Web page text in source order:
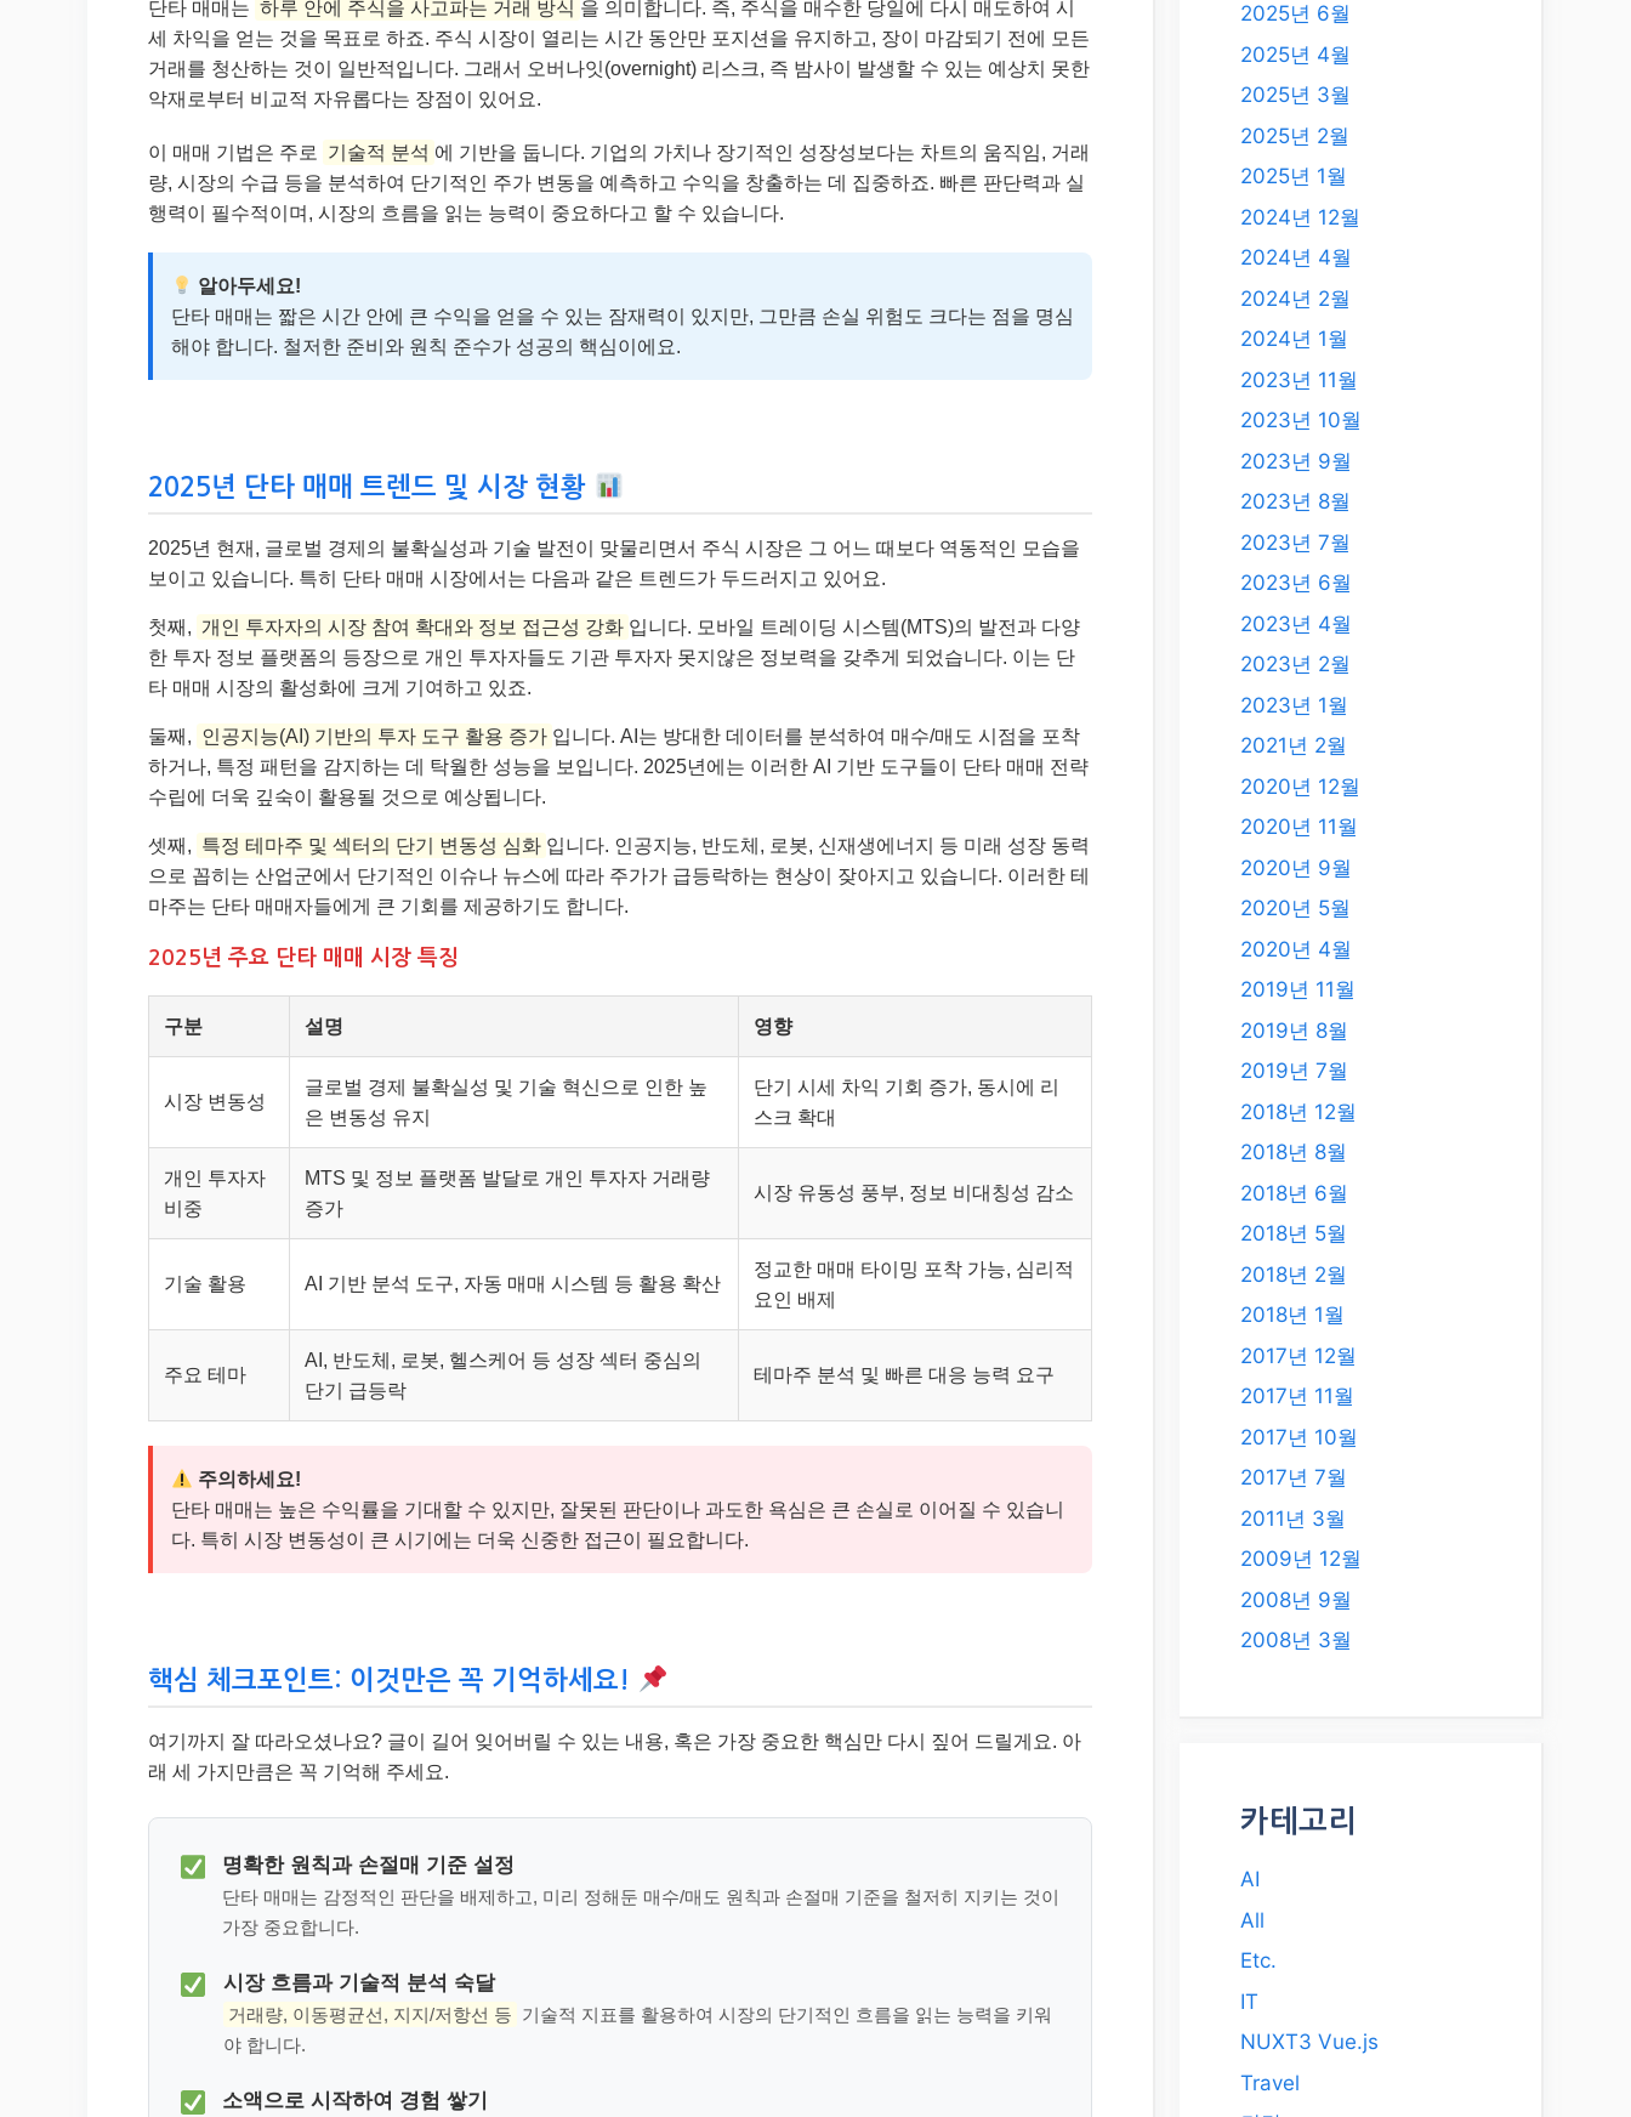
단타 매매는 하루 안에 주식을 사고파는 거래 방식 을 의미합니다. 즉, 주식을 매수한 당일에 다시 매도하여 시
세 차익을 얻는 것을 목표로 하죠. 주식 시장이 열리는 시간 동안만 포지션을 유지하고, 장이 마감되기 전에 모든
거래를 청산하는 것이 일반적입니다. 그래서 오버나잇(overnight) 리스크, 즉 밤사이 발생할 수 있는 예상치 못한
악재로부터 비교적 자유롭다는 장점이 있어요.
이 매매 기법은 주로 기술적 분석 에 기반을 둡니다. 기업의 가치나 장기적인 성장성보다는 차트의 움직임, 거래
량, 시장의 수급 등을 분석하여 단기적인 주가 변동을 예측하고 수익을 창출하는 데 집중하죠. 빠른 판단력과 실
행력이 필수적이며, 시장의 흐름을 읽는 능력이 중요하다고 할 수 있습니다.
알아두세요!
단타 매매는 짧은 시간 안에 큰 수익을 얻을 수 있는 잠재력이 있지만, 그만큼 손실 위험도 크다는 점을 명심
해야 합니다. 철저한 준비와 원칙 준수가 성공의 핵심이에요.
2025년 단타 매매 트렌드 및 시장 현황
2025년 현재, 글로벌 경제의 불확실성과 기술 발전이 맞물리면서 주식 시장은 그 어느 때보다 역동적인 모습을
보이고 있습니다. 특히 단타 매매 시장에서는 다음과 같은 트렌드가 두드러지고 있어요.
첫째, 개인 투자자의 시장 참여 확대와 정보 접근성 강화 입니다. 모바일 트레이딩 시스템(MTS)의 발전과 다양
한 투자 정보 플랫폼의 등장으로 개인 투자자들도 기관 투자자 못지않은 정보력을 갖추게 되었습니다. 이는 단
타 매매 시장의 활성화에 크게 기여하고 있죠.
둘째, 인공지능(AI) 기반의 투자 도구 활용 증가 입니다. AI는 방대한 데이터를 분석하여 매수/매도 시점을 포착
하거나, 특정 패턴을 감지하는 데 탁월한 성능을 보입니다. 2025년에는 이러한 AI 기반 도구들이 단타 매매 전략
수립에 더욱 깊숙이 활용될 것으로 예상됩니다.
셋째, 특정 테마주 및 섹터의 단기 변동성 심화 입니다. 인공지능, 반도체, 로봇, 신재생에너지 등 미래 성장 동력
으로 꼽히는 산업군에서 단기적인 이슈나 뉴스에 따라 주가가 급등락하는 현상이 잦아지고 있습니다. 이러한 테
마주는 단타 매매자들에게 큰 기회를 제공하기도 합니다.
2025년 주요 단타 매매 시장 특징
구분 설명 영향
시장 변동성
글로벌 경제 불확실성 및 기술 혁신으로 인한 높
은 변동성 유지
단기 시세 차익 기회 증가, 동시에 리
스크 확대
개인 투자자
비중
MTS 및 정보 플랫폼 발달로 개인 투자자 거래량
증가
시장 유동성 풍부, 정보 비대칭성 감소
기술 활용 AI 기반 분석 도구, 자동 매매 시스템 등 활용 확산
정교한 매매 타이밍 포착 가능, 심리적
요인 배제
주요 테마
AI, 반도체, 로봇, 헬스케어 등 성장 섹터 중심의
단기 급등락
테마주 분석 및 빠른 대응 능력 요구
주의하세요!
단타 매매는 높은 수익률을 기대할 수 있지만, 잘못된 판단이나 과도한 욕심은 큰 손실로 이어질 수 있습니
다. 특히 시장 변동성이 큰 시기에는 더욱 신중한 접근이 필요합니다.
핵심 체크포인트: 이것만은 꼭 기억하세요!
여기까지 잘 따라오셨나요? 글이 길어 잊어버릴 수 있는 내용, 혹은 가장 중요한 핵심만 다시 짚어 드릴게요. 아
래 세 가지만큼은 꼭 기억해 주세요.
명확한 원칙과 손절매 기준 설정
단타 매매는 감정적인 판단을 배제하고, 미리 정해둔 매수/매도 원칙과 손절매 기준을 철저히 지키는 것이
가장 중요합니다.
시장 흐름과 기술적 분석 숙달
거래량, 이동평균선, 지지/저항선 등 기술적 지표를 활용하여 시장의 단기적인 흐름을 읽는 능력을 키워
야 합니다.
소액으로 시작하여 경험 쌓기
2025년 6월
2025년 4월
2025년 3월
2025년 2월
2025년 1월
2024년 12월
2024년 4월
2024년 2월
2024년 1월
2023년 11월
2023년 10월
2023년 9월
2023년 8월
2023년 7월
2023년 6월
2023년 4월
2023년 2월
2023년 1월
2021년 2월
2020년 12월
2020년 11월
2020년 9월
2020년 5월
2020년 4월
2019년 11월
2019년 8월
2019년 7월
2018년 12월
2018년 8월
2018년 6월
2018년 5월
2018년 2월
2018년 1월
2017년 12월
2017년 11월
2017년 10월
2017년 7월
2011년 3월
2009년 12월
2008년 9월
2008년 3월
카테고리
AI
All
Etc.
IT
NUXT3 Vue.js
Travel